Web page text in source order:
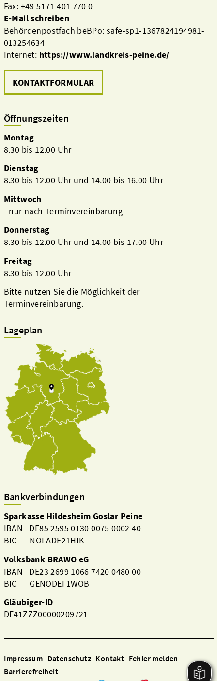
Fax: +49 5171 401 770 0
E-Mail schreiben
Behördenpostfach beBPo: safe-sp1-1367824194981-
013254634
Internet: https://www.landkreis-peine.de/
KONTAKTFORMULAR
Öffnungszeiten
Montag
8.30 bis 12.00 Uhr
Dienstag
8.30 bis 12.00 Uhr und 14.00 bis 16.00 Uhr
Mittwoch
- nur nach Terminvereinbarung
Donnerstag
8.30 bis 12.00 Uhr und 14.00 bis 17.00 Uhr
Freitag
8.30 bis 12.00 Uhr
Bitte nutzen Sie die Möglichkeit der
Terminvereinbarung.
Lageplan
Bankverbindungen
Sparkasse Hildesheim Goslar Peine
IBAN DE85 2595 0130 0075 0002 40
BIC NOLADE21HIK
Volksbank BRAWO eG
IBAN DE23 2699 1066 7420 0480 00
BIC GENODEF1WOB
Gläubiger-ID
DE41ZZZ00000209721
Impressum Datenschutz Kontakt Fehler melden
Barrierefreiheit